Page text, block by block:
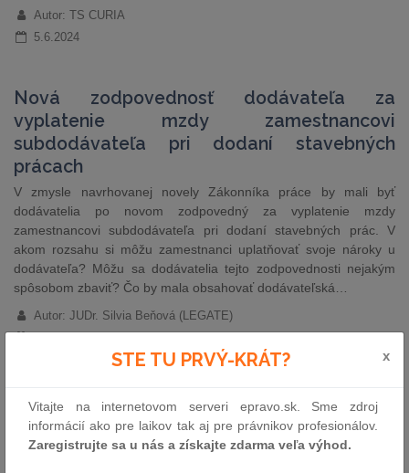
Autor: TS CURIA
5.6.2024
Nová zodpovednosť dodávateľa za
vyplatenie mzdy zamestnancovi
subdodávateľa pri dodaní stavebných
prácach
V zmysle navrhovanej novely Zákonníka práce by mali byť
dodávatelia po novom zodpovedný za vyplatenie mzdy
zamestnancovi subdodávateľa pri dodaní stavebných prác. V
akom rozsahu si môžu zamestnanci uplatňovať svoje nároky u
dodávateľa? Môžu sa dodávatelia tejto zodpovednosti nejakým
spôsobom zbaviť? Čo by mala obsahovať dodávateľská…
Autor: JUDr. Silvia Beňová (LEGATE)
Udalosti uplynulého týždňa
Prezidentka SR Zuzana Čaputová vetovala novelu zákona o
Fonde na podporu umenia (FPU). V ustanovení novely vidí rozpor
STE TU PRVÝ-KRÁT? x
Vitajte na internetovom serveri epravo.sk. Sme zdroj
informácií ako pre laikov tak aj pre právnikov profesionálov.
Zaregistrujte sa u nás a získajte zdarma veľa výhod.